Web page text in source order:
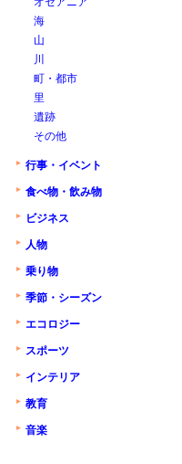
海
山
川
町・都市
里
遺跡
その他
行事・イベント
食べ物・飲み物
ビジネス
人物
乗り物
季節・シーズン
エコロジー
スポーツ
インテリア
教育
音楽